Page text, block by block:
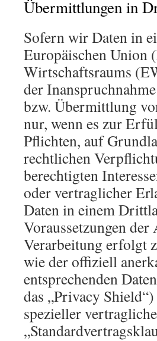
Übermittlungen in
Sofern wir Daten in
Europäischen Union
Wirtschaftsraums
der
bzw. Übermittlung
nur, wenn es zur
Pflichten, auf
rechtlichen
berechtigten
oder vertraglicher
Daten in einem
Voraussetzungen
Verarbeitung erfolgt
wie der offiziell
entsprechenden
das „Privacy
spezieller